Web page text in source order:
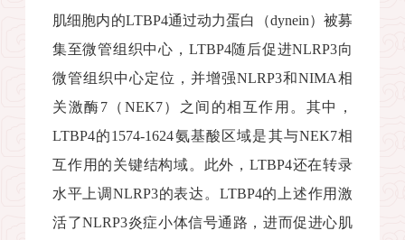
肌细胞内的LTBP4通过动力蛋白（dynein）被募
集至微管组织中心， LTBP4随后促进NLRP3向
微管组织中心定位，并增强NLRP3和NIMA相
关激酶7（ NEK7）之间的相互作用。其中，
LTBP4的1574-1624氨基酸区域是其与NEK7相
互作用的关键结构域。此外， LTBP4还在转录
水平上调NLRP3的表达。 LTBP4的上述作用激
活了NLRP3炎症小体信号通路，进而促进心肌